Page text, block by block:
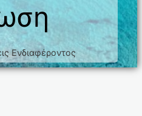
Ενδιαφέροντος